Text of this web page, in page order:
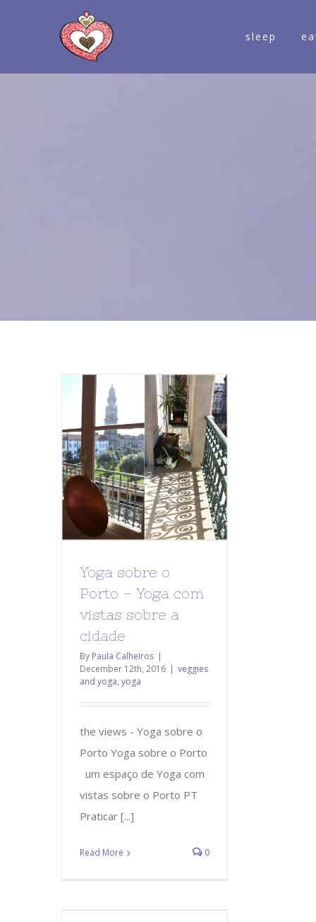
sleep
Yoga sobre o
Porto – Yoga com
vistas sobre a
cidade
By Paula Calheiros |
December 12th, 2016 | veggies
and yoga, yoga
the views - Yoga sobre o
Porto Yoga sobre o Porto
um espaço de Yoga com
vistas sobre o Porto PT
Praticar [...]
Read More 0